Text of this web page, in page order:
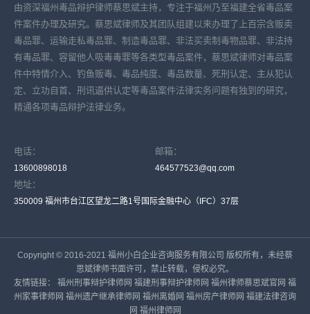
由资深福州毒品辩护律师蔡思斌主持，专注于福州乃至福建全省毒品案
件案件办理及研究。蔡思斌律师及其团队组建以来办理了上百宗含贩卖
毒品罪、运输走私毒品罪、制造毒品罪、非法买卖制毒物品罪、非法持
有毒品罪、容留他人吸毒毒罪等各类型毒品案件，蔡思斌律师对毒品案
件中特情介入、钓鱼贩毒、毒品纯度、毒品数量、死刑认定、主从犯认
定、立功自首、刑讯逼供认定等毒品案件法律实务问题有独到的研究，
精通各项毒品辩护法律业务。
电话：
13600898018
邮箱：
464577523@qq.com
地址：
350009 福州市台江区望龙二路1号国际金融中心（IFC）37层
Copyright © 2016-2021 福州小白企业咨询服务有限公司 版权所有，未经蔡
思斌律师书面许可，禁止转载，侵权必究。
友情链接： 福州刑事辩护律师网 福建刑事辩护律师网 福州律师蔡思斌官网 福
州家事律师网 福州遗产继承律师网 福州离婚网 福州房产律师网 福建法律咨询
网 福州律师网